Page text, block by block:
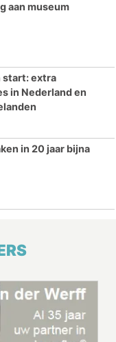
aan museum
start: extra
in Nederland en
in 20 jaar bijna